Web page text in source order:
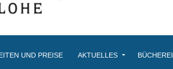
UND PREISE AKTUELLES BÜCHEREI